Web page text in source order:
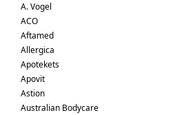
A. Vogel
ACO
Aftamed
Allergica
Apotekets
Apovit
Astion
Australian Bodycare